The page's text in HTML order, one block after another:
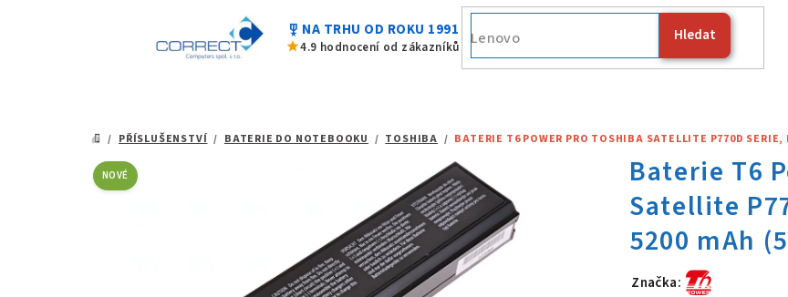
military_tech NA TRHU OD ROKU 1991
star4.9 hodnocení od zákazníků
Hledat
Fujitsu
DOMŮ
/ PŘÍSLUŠENSTVÍ / BATERIE DO NOTEBOOKU / TOSHIBA / BATERIE T6 POWER PRO TOSHIBA SATELLITE P770D
Značka:
NOVÉ
hvězdiček.